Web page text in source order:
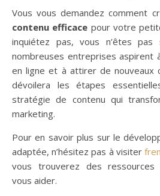
Vous vous demandez comment
contenu efficace pour votre
inquiétez pas, vous n’êtes pas
nombreuses entreprises aspirent
en ligne et à attirer de nouveaux
dévoilera les étapes
stratégie de contenu qui
marketing.
Pour en savoir plus sur le
adaptée, n’hésitez pas à visiter
vous trouverez des ressources
vous aider.